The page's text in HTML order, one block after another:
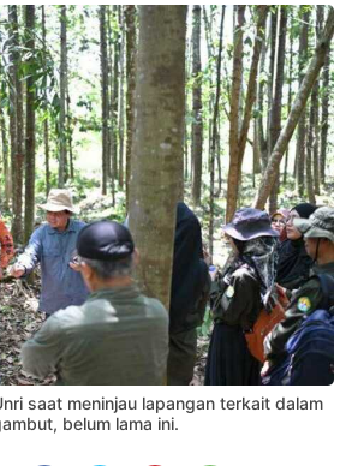
saat meninjau lapangan terkait dalam
belum lama ini.